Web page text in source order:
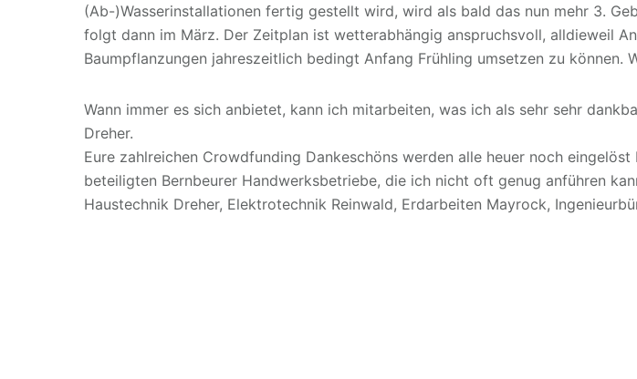
(Ab-)Wasserinstallationen fertig gestellt wird, wird als bald das nun mehr 3.
folgt dann im März. Der Zeitplan ist wetterabhängig anspruchsvoll, alldieweil
Baumpflanzungen jahreszeitlich bedingt Anfang Frühling umsetzen zu können.
Wann immer es sich anbietet, kann ich mitarbeiten, was ich als sehr sehr
Dreher.
Eure zahlreichen Crowdfunding Dankeschöns werden alle heuer noch
beteiligten Bernbeurer Handwerksbetriebe, die ich nicht oft genug anführen
Haustechnik Dreher, Elektrotechnik Reinwald, Erdarbeiten Mayrock,